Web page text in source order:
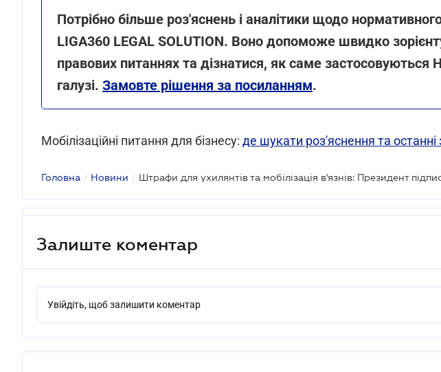
Потрібно більше роз'яснень і аналітики щодо
LIGA360 LEGAL SOLUTION. Воно допоможе швидко
правових питаннях та дізнатися, як саме застосовуються
галузі. Замовте рішення за посиланням.
Мобілізаційні питання для бізнесу: де шукати роз'яснення та останні
Головна / Новини /
Залиште коментар
Увійдіть, щоб залишити коментар